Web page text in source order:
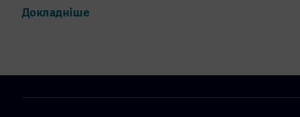
Докладніше